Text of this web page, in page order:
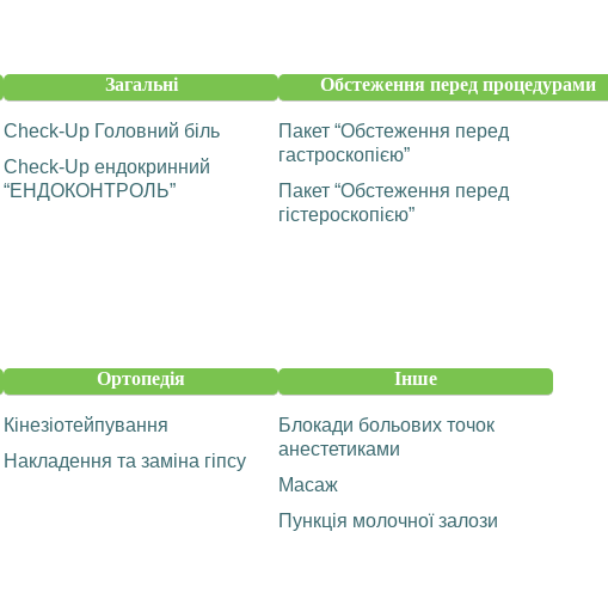
Загальні
Check-Up Головний біль
Check-Up ендокринний
“ЕНДОКОНТРОЛЬ”
Обстеження перед процедурами
Пакет “Обстеження перед
гастроскопією”
Пакет “Обстеження перед
гістероскопією”
Ортопедія
Кінезіотейпування
Накладення та заміна гіпсу
Інше
Блокади больових точок
анестетиками
Масаж
Пункція молочної залози